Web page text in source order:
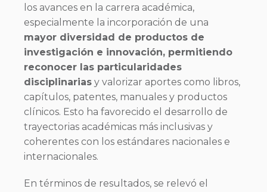
los avances en la carrera académica,
especialmente la incorporación de una
mayor diversidad de productos de
investigación e innovación, permitiendo
reconocer las particularidades
disciplinarias y valorizar aportes como libros,
capítulos, patentes, manuales y productos
clínicos. Esto ha favorecido el desarrollo de
trayectorias académicas más inclusivas y
coherentes con los estándares nacionales e
internacionales.
En términos de resultados, se relevó el